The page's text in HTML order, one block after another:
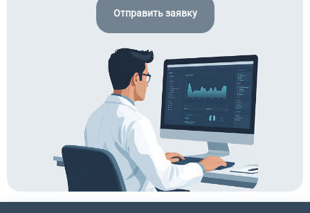
Отправить заявку